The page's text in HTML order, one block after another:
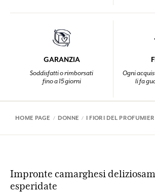
GARANZIA
Soddisfatti o rimborsati
fino a 15 giorni
Ogni
li fa
HOME PAGE DONNE I FIORI DEL
Impronte camarghesi
esperidate